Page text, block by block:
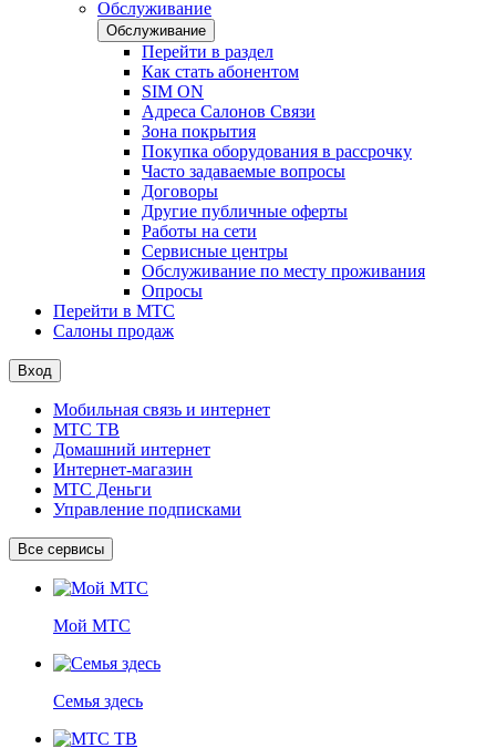
Обслуживание
Обслуживание
Перейти в раздел
Как стать абонентом
SIM ON
Адреса Салонов Связи
Зона покрытия
Покупка оборудования в рассрочку
Часто задаваемые вопросы
Договоры
Другие публичные оферты
Работы на сети
Сервисные центры
Обслуживание по месту проживания
Опросы
Перейти в МТС
Салоны продаж
Вход
Мобильная связь и интернет
МТС ТВ
Домашний интернет
Интернет-магазин
МТС Деньги
Управление подписками
Все сервисы
Мой МТС
Семья здесь